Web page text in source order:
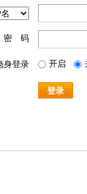
密 码
身登录 开启
登录